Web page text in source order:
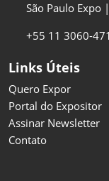
São Paulo Expo
+55 11 3060-
Links Úteis
Quero Expor
Portal do Expositor
Assinar Newsletter
Contato